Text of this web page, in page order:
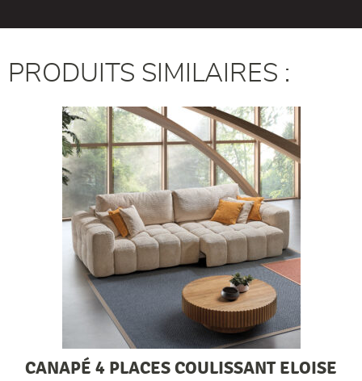
PRODUITS SIMILAIRES :
CANAPÉ 4 PLACES COULISSANT ELOISE